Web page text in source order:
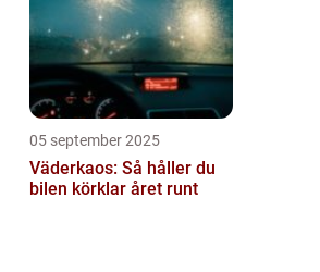
05 september 2025
Väderkaos: Så håller du
bilen körklar året runt